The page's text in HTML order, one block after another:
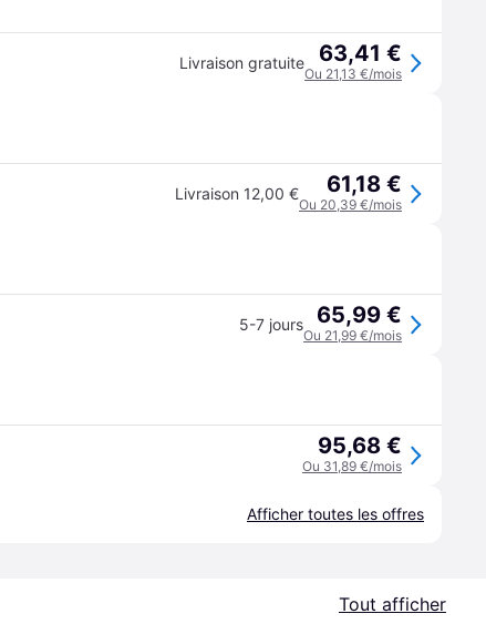
Livraison gratuite 63,41 €
Ou 21,13 €/mois
Livraison 12,00 € 61,18 €
Ou 20,39 €/mois
5-7 jours 65,99 €
Ou 21,99 €/mois
95,68 €
Ou 31,89 €/mois
Afficher toutes les offres
Tout afficher